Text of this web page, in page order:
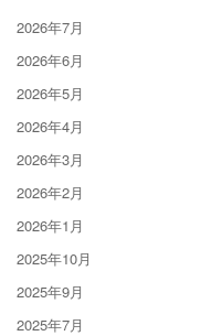
2026年7月
2026年6月
2026年5月
2026年4月
2026年3月
2026年2月
2026年1月
2025年10月
2025年9月
2025年7月